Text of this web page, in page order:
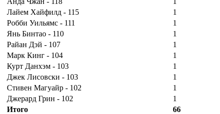
Лайем Хайфилд - 115
1
Робби Уильямс - 111
1
Янь Бинтао - 110
1
Райан Дэй - 107
1
Марк Кинг - 104
1
Курт Данхэм - 103
1
Джек Лисовски - 103
1
Стивен Магуайр - 102
1
Джерард Грин - 102
1
Итого
66